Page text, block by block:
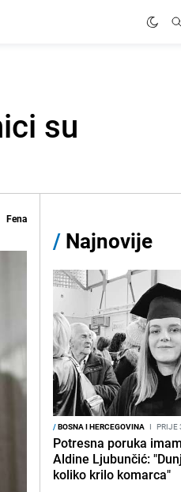
su
Fena
/ Najnovije
/BOSNA I HERCEGOVINA I PRIJE
Potresna poruka
Aldine Ljubunčić:
koliko krilo komarca"